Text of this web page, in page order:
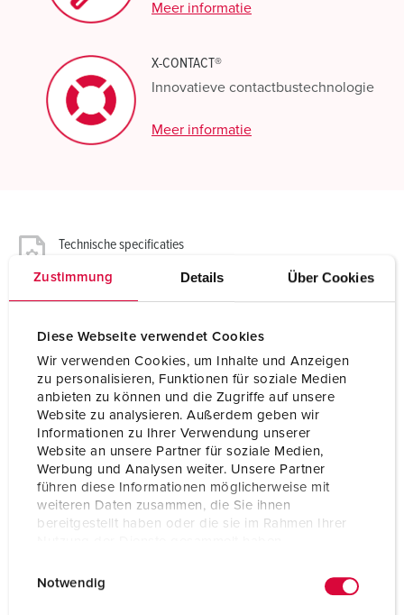
Zustimmung Details Über Cookies
Diese Webseite verwendet Cookies
Wir verwenden Cookies, um Inhalte und Anzeigen
zu personalisieren, Funktionen für soziale Medien
anbieten zu können und die Zugriffe auf unsere
Website zu analysieren. Außerdem geben wir
Informationen zu Ihrer Verwendung unserer
Website an unsere Partner für soziale Medien,
Werbung und Analysen weiter. Unsere Partner
führen diese Informationen möglicherweise mit
weiteren Daten zusammen, die Sie ihnen
bereitgestellt haben oder die sie im Rahmen Ihrer
Notwendig
Meer informatie
X-CONTACT®
Innovatieve contactbustechnologie
Meer informatie
Technische specificaties
Polen 3 p
Voltage 230 V
Uurstand 6 h
Hertz 50-60 Hz
Aansluittechniek schroefklemmen
Contacten
hittebestendig binnenwerk
Beschermingsgraad